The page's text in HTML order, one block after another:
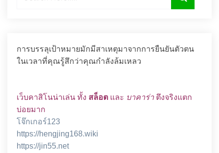
การบรรลุเป้าหมายมักมีสาเหตุมาจากการยืนยันตัวตน
ในเวลาที่คุณรู้สึกว่าคุณกำลังล้มเหลว
เว็บคาสิโนน่าเล่น ทั้ง สล็อต และ บาคาร่า ตึงจริงแตก
บ่อยมาก
โจ๊กเกอร์123
https://hengjing168.wiki
https://jin55.net